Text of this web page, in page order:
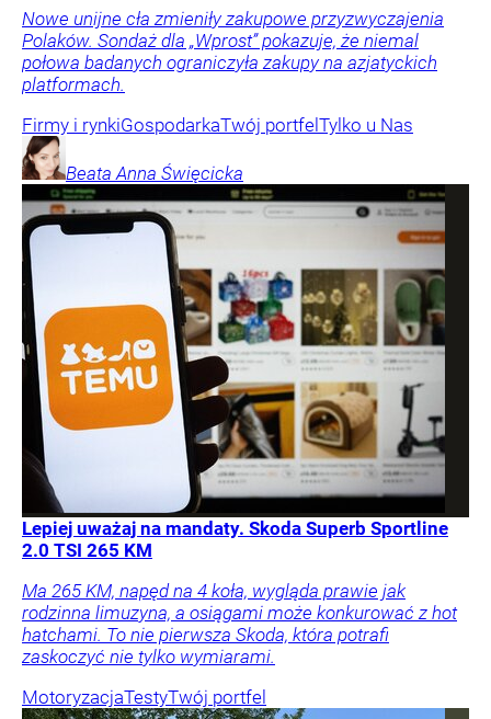
Nowe unijne cła zmieniły zakupowe przyzwyczajenia
Polaków. Sondaż dla „Wprost” pokazuje, że niemal
połowa badanych ograniczyła zakupy na azjatyckich
platformach.
Firmy i rynkiGospodarkaTwój portfelTylko u Nas
Beata Anna Święcicka
Lepiej uważaj na mandaty. Skoda Superb Sportline
2.0 TSI 265 KM
Ma 265 KM, napęd na 4 koła, wygląda prawie jak
rodzinna limuzyna, a osiągami może konkurować z hot
hatchami. To nie pierwsza Skoda, która potrafi
zaskoczyć nie tylko wymiarami.
MotoryzacjaTestyTwój portfel